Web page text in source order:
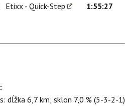
Etixx - Quick-Step 1:55:27
dĺžka 6,7 km; sklon 7,0 % (5-3-2-1)